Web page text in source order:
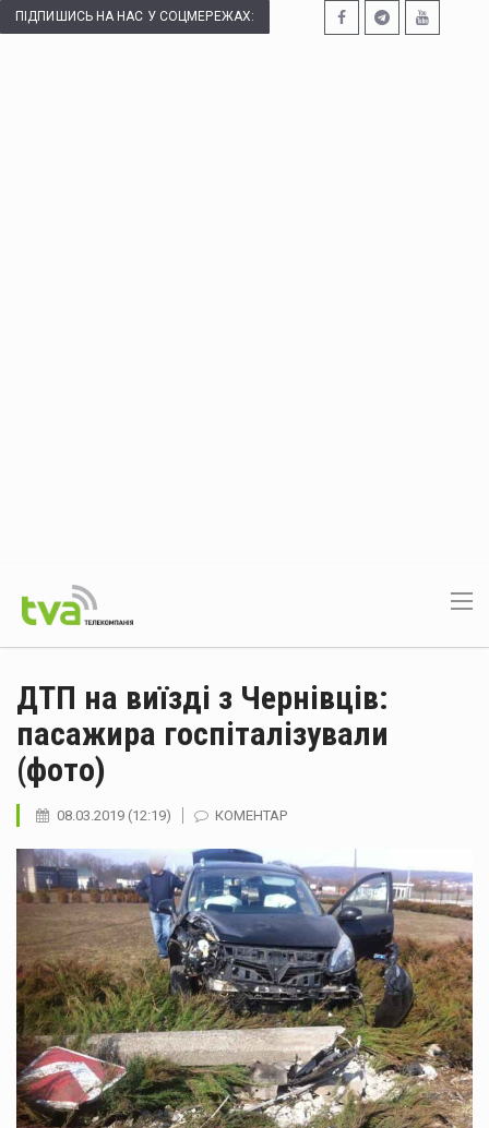
ПІДПИШИСЬ НА НАС У СОЦМЕРЕЖАХ:
ДТП на виїзді з Чернівців:
пасажира госпіталізували
(фото)
08.03.2019 (12:19) КОМЕНТАР